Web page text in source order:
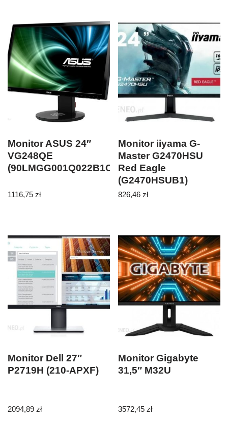
Monitor ASUS 24″
VG248QE
(90LMGG001Q022B1C-)
1116,75 zł
Monitor iiyama G-
Master G2470HSU
Red Eagle
(G2470HSUB1)
826,46zł
Monitor Dell 27″
P2719H (210-APXF)
2094,89 zł
Monitor Gigabyte
31,5″ M32U
3572,45zł